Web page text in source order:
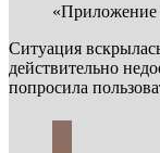
«Приложение
Ситуация
действительно
попросила